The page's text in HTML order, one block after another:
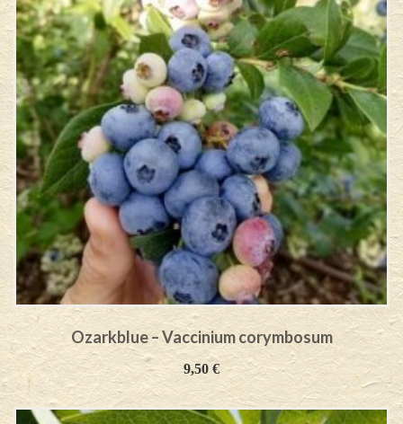
Ozarkblue – Vaccinium corymbosum
9,50€